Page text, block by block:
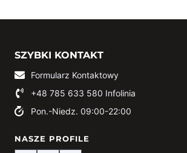
SZYBKI KONTAKT
Formularz Kontaktowy
+48 785 633 580 Infolinia
Pon.-Niedz. 09:00-22:00
NASZE PROFILE